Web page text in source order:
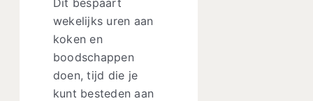
wekelijks uren aan
koken en
boodschappen
doen, tijd die je
kunt besteden aan